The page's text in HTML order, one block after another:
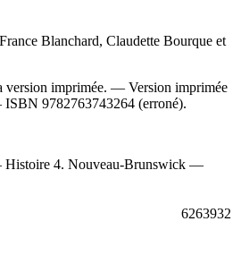
Blanchard, Claudette Bourque et
version imprimée. — Version imprimée
ISBN 9782763743264 (erroné).
Histoire 4. Nouveau-Brunswick —
6263932